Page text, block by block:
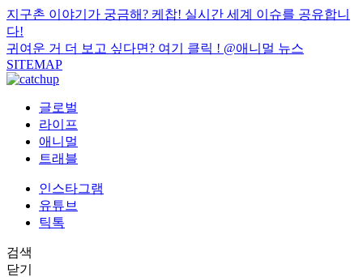
지구촌 이야기가 궁금해? 케찹! 실시간 세계 이슈를 공유합니
다!
귀여운 거 더 보고 싶다면? 여기 클릭 ! @애니멀 뉴스
SITEMAP
글로벌
라이프
애니멀
트래블
인스타그램
유튜브
틱톡
검색
닫기